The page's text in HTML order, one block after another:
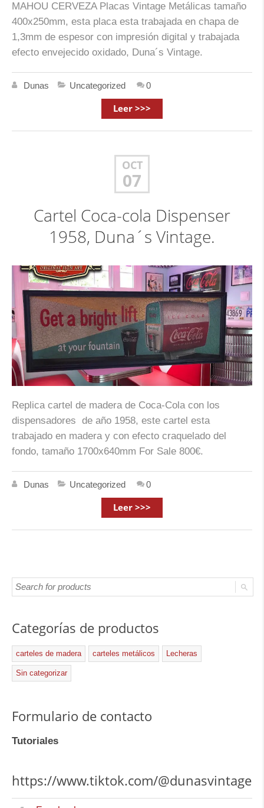
MAHOU CERVEZA Placas Vintage Metálicas tamaño
400x250mm, esta placa esta trabajada en chapa de
1,3mm de espesor con impresión digital y trabajada
efecto envejecido oxidado, Duna´s Vintage.
Dunas Uncategorized 0
Leer >>>
OCT
07
Cartel Coca-cola Dispenser
1958, Duna´s Vintage.
Replica cartel de madera de Coca-Cola con los
dispensadores de año 1958, este cartel esta
trabajado en madera y con efecto craquelado del
fondo, tamaño 1700x640mm For Sale 800€.
Dunas Uncategorized 0
Leer >>>
Categorías de productos
carteles de madera carteles metálicos Lecheras
Sin categorizar
Formulario de contacto
Tutoriales
https://www.tiktok.com/@dunasvintage